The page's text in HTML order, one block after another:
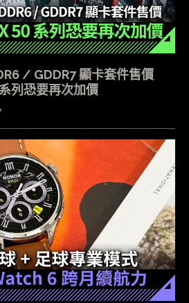
/ GDDR7 顯卡套件售價
列恐要再次加價